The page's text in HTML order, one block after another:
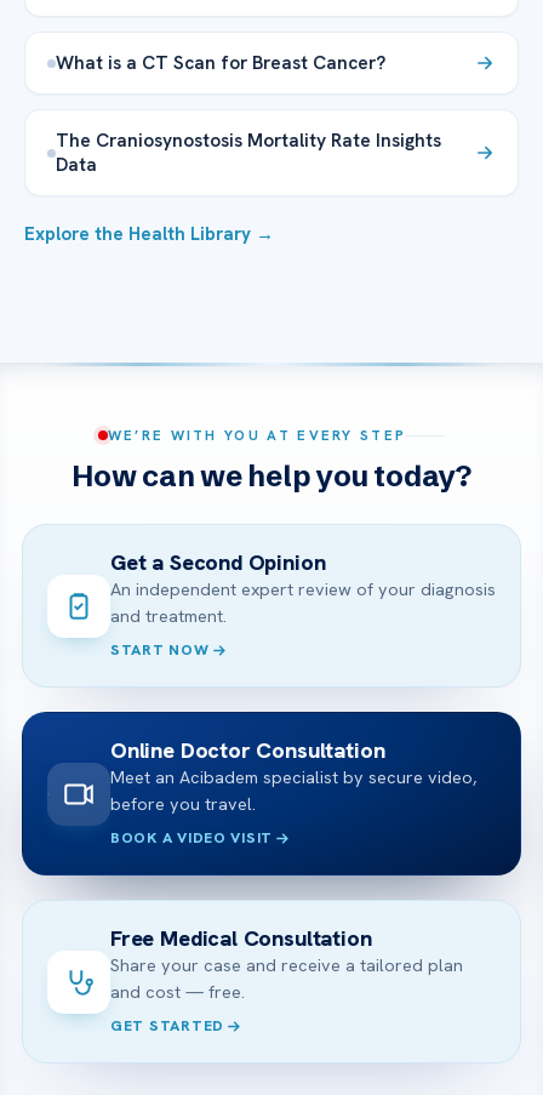
What is a CT Scan for Breast Cancer?
The Craniosynostosis Mortality Rate Insights
Data
Explore the Health Library →
WE’RE WITH YOU AT EVERY STEP
How can we help you today?
Get a Second Opinion
An independent expert review of your diagnosis
and treatment.
START NOW
Online Doctor Consultation
Meet an Acibadem specialist by secure video,
before you travel.
BOOK A VIDEO VISIT
Free Medical Consultation
Share your case and receive a tailored plan
and cost — free.
GET STARTED